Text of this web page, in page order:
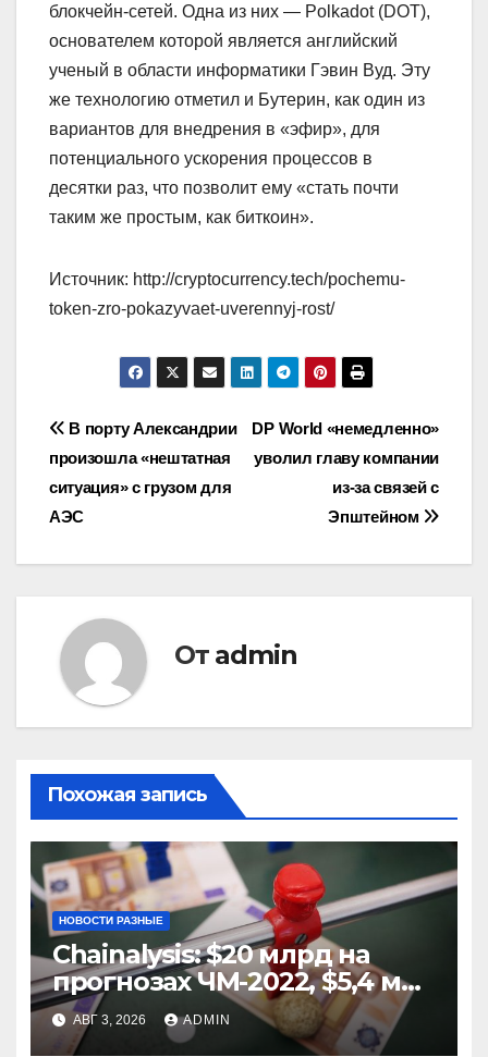
блокчейн-сетей. Одна из них — Polkadot (DOT),
основателем которой является английский
ученый в области информатики Гэвин Вуд. Эту
же технологию отметил и Бутерин, как один из
вариантов для внедрения в «эфир», для
потенциального ускорения процессов в
десятки раз, что позволит ему «стать почти
таким же простым, как биткоин».
Источник: http://cryptocurrency.tech/pochemu-
token-zro-pokazyvaet-uverennyj-rost/
Навигация
по
записям
DP World «немедленно»
уволил главу компании
из-за связей с
Эпштейном
В порту Александрии
произошла «нештатная
ситуация» с грузом для
АЭС
От admin
Похожая запись
НОВОСТИ РАЗНЫЕ
Chainalysis: $20 млрд на
прогнозах ЧМ-2022, $5,4 млн
из них незаконные
АВГ 3, 2026 ADMIN